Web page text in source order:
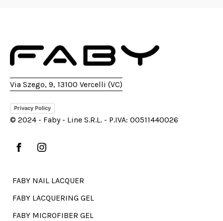
Via Szego, 9, 13100 Vercelli (VC)
Privacy Policy
© 2024 - Faby - Line S.R.L. - P.IVA: 00511440026
FABY NAIL LACQUER
FABY LACQUERING GEL
FABY MICROFIBER GEL